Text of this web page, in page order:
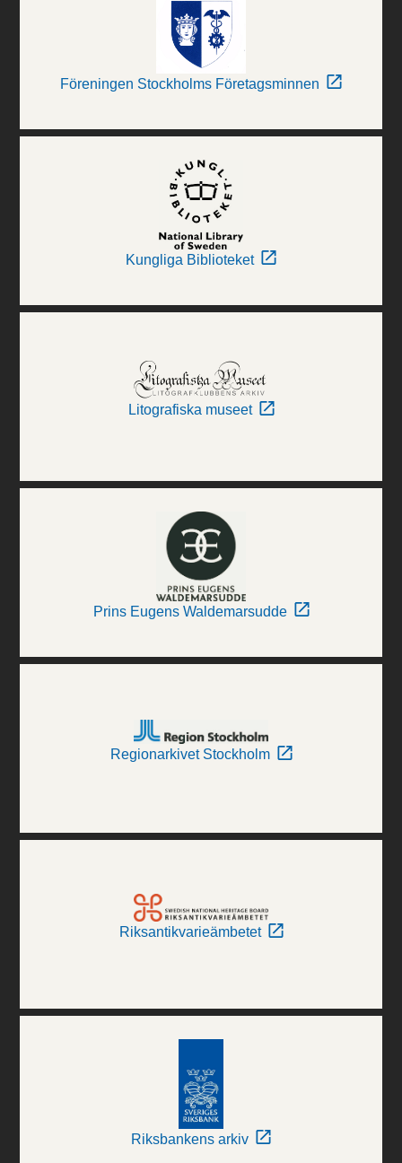
Föreningen Stockholms Företagsminnen
Kungliga Biblioteket
Litografiska museet
Prins Eugens Waldemarsudde
Regionarkivet Stockholm
Riksantikvarieämbetet
Riksbankens arkiv